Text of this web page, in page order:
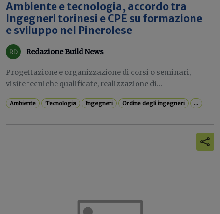
Ambiente e tecnologia, accordo tra
Ingegneri torinesi e CPE su formazione
e sviluppo nel Pinerolese
Redazione Build News
Progettazione e organizzazione di corsi o seminari,
visite tecniche qualificate, realizzazione di...
Ambiente Tecnologia Ingegneri Ordine degli ingegneri ...